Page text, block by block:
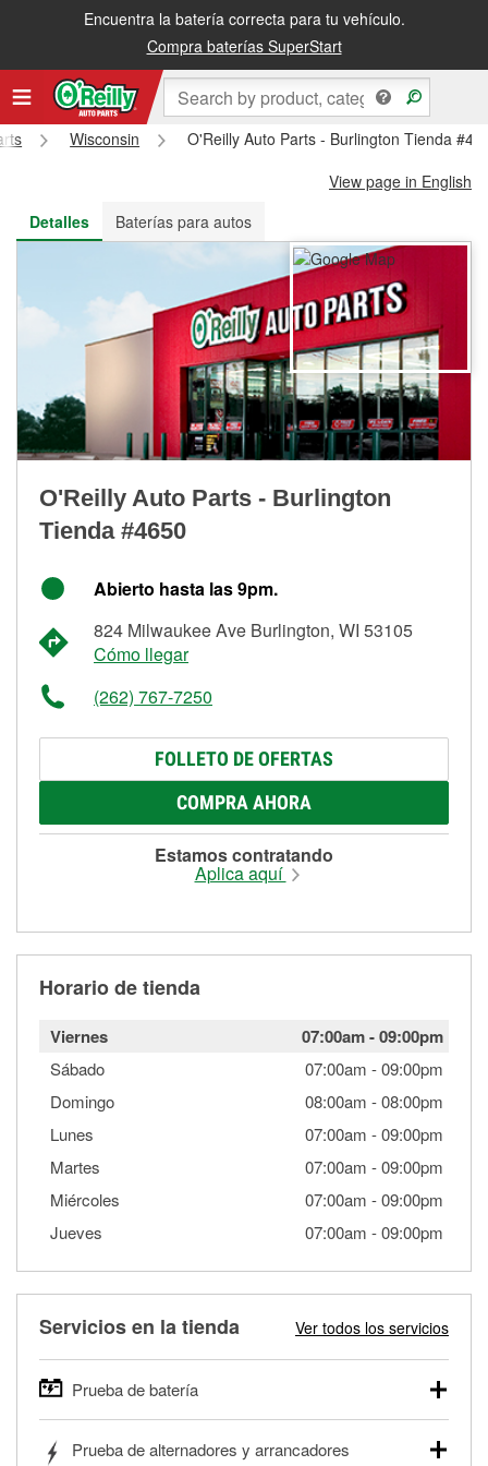
Encuentra la batería correcta para tu vehículo.
Compra baterías SuperStart
Recibe tu orden gratis al día siguiente o recógela en la tienda
Wisconsin
O'Reilly Auto Parts - Burlington Tienda
View page in English
Detalles
Baterías para autos
O'Reilly Auto Parts - Burlington
Tienda #4650
Abierto hasta las 9pm.
824 Milwaukee Ave Burlington, WI 53105
Cómo llegar
(262) 767-7250
FOLLETO DE OFERTAS
COMPRA AHORA
Estamos contratando
Aplica aquí
Horario de tienda
Viernes 07:00am-09:00pm
Sábado 07:00am -09:00pm
Domingo
08:00am -08:00pm
Lunes
07:00am -09:00pm
Martes
07:00am -09:00pm
Miércoles
07:00am -09:00pm
Jueves
07:00am -09:00pm
Servicios en la tienda Ver todos los servicios
Prueba de batería
autos, camionetas, SUVs, vehículos comerciales y
Prueba de alternadores y arrancadores